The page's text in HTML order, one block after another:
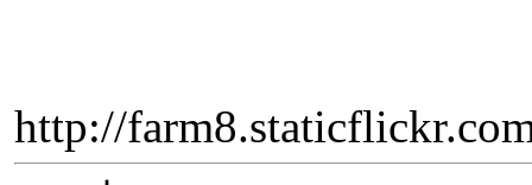
http://